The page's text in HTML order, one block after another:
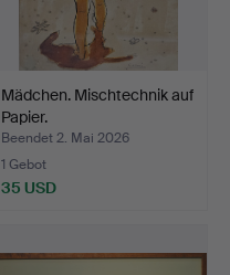
Mädchen. Mischtechnik auf
Papier.
Beendet 2. Mai 2026
1 Gebot
35 USD